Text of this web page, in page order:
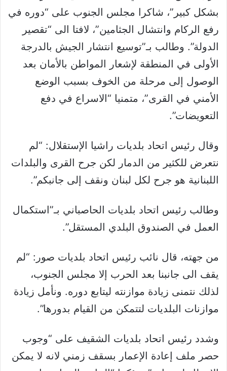
بشكل كبير”، شاكرا مجلس الجنوب على “دوره في
رفع الركام وانتشال الجثامين”، لافتا الى “تقصير
الدولة”. وطالب بـ”توسيع انتشار الجيش بالدرجة
الأولى في المنطقة لإشعار المواطن بالأمان بعد
الوصول إلى مرحلة من الخوف بسبب الوضع
الأمني في القرى”، متمنيا “الاسراع في دفع
التعويضات”.
وقال رئيس اتحاد بلديات راشيا الإستقلال: “لم
نتعرض للكثير من الدمار لكن جرح القرى والبلدات
اللبنانية هو جرح لكل لبنان ونقف إلى جانبكم”.
وطالب رئيس اتحاد بلديات الحاصباني بـ”استكمال
العمل في الصندوق البلدي المستقل”.
من جهته، قال نائب رئيس اتحاد بلديات صور: “لم
يقف الى جانبنا بعد الحرب إلا مجلس الجنوب،
لذلك نتمنى زيادة موازنته ليتابع دوره. ونأمل زيادة
موازنات البلديات لتتمكن من القيام بدورها”.
وشدد رئيس اتحاد بلديات الشقيف على “وجوب
حصر ملف إعادة الإعمار بسقف زمني لانه لا يمكن